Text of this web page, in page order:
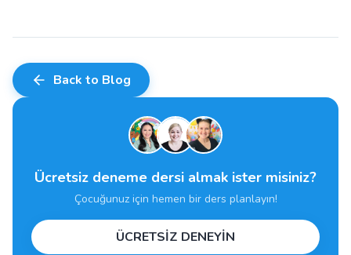
Back to Blog
Ücretsiz deneme dersi almak ister misiniz?
Çocuğunuz için hemen bir ders planlayın!
ÜCRETSİZ DENEYİN